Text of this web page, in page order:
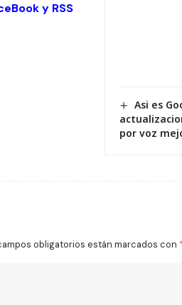
Asi es
por voz
y RSS
obligatorios están marcados con